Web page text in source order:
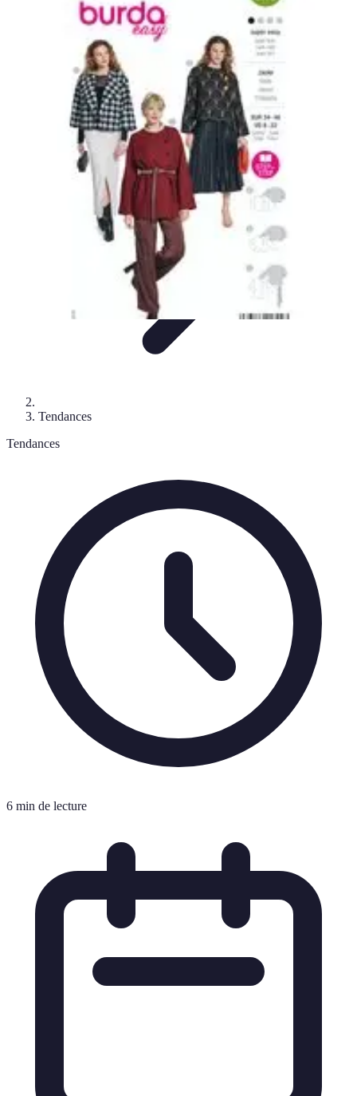
Tech Culture Mag
Culture NumériqueTendancesÉducation et
MusiqueCryptomonnaies
Tech Culture Mag
Tendances
Tendances
6 min de lecture